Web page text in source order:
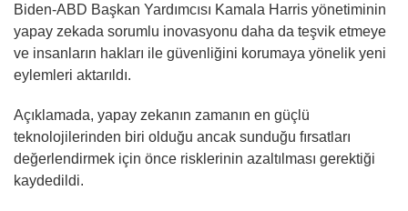
Biden-ABD Başkan Yardımcısı Kamala Harris yönetiminin
yapay zekada sorumlu inovasyonu daha da teşvik etmeye
ve insanların hakları ile güvenliğini korumaya yönelik yeni
eylemleri aktarıldı.
Açıklamada, yapay zekanın zamanın en güçlü
teknolojilerinden biri olduğu ancak sunduğu fırsatları
değerlendirmek için önce risklerinin azaltılması gerektiği
kaydedildi.